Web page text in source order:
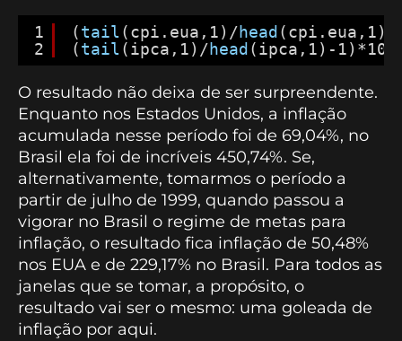
1
2
(tail(cpi.eua,1)/head (cpi.eua,1)-
(tail(ipca,1)/head (ipca,1)-1)*100
O resultado não deixa de ser surpreendente.
Enquanto nos Estados Unidos, a inflação
acumulada nesse período foi de 69,04%, no
Brasil ela foi de incríveis 450,74%. Se,
alternativamente, tomarmos o período a
partir de julho de 1999, quando passou a
vigorar no Brasil o regime de metas para
inflação, o resultado fica inflação de 50,48%
nos EUA e de 229,17% no Brasil. Para todos as
janelas que se tomar, a propósito, o
resultado vai ser o mesmo: uma goleada de
inflação por aqui.